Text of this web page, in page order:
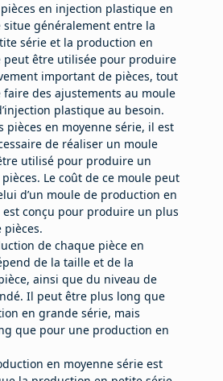
en injection plastique en
situe généralement entre la
série et la production en
peut être utilisée pour produire
important de pièces, tout
des ajustements au moule
plastique au besoin.
pièces en moyenne série, il est
de réaliser un moule
utilisé pour produire un
Le coût de ce moule peut
d’un moule de production en
conçu pour produire un plus
de chaque pièce en
de la taille et de la
ainsi que du niveau de
Il peut être plus long que
en grande série, mais
que pour une production en
en moyenne série est